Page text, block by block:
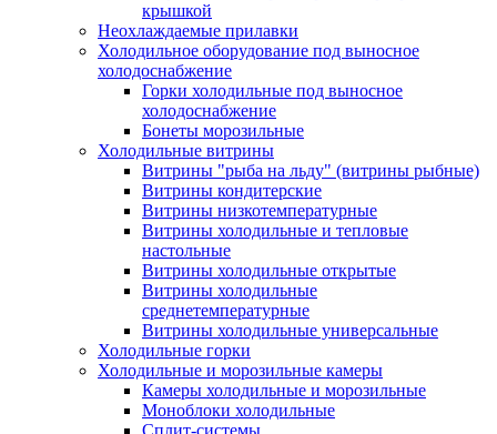
крышкой
Неохлаждаемые прилавки
Холодильное оборудование под выносное
холодоснабжение
Горки холодильные под выносное
холодоснабжение
Бонеты морозильные
Холодильные витрины
Витрины "рыба на льду" (витрины рыбные)
Витрины кондитерские
Витрины низкотемпературные
Витрины холодильные и тепловые
настольные
Витрины холодильные открытые
Витрины холодильные
среднетемпературные
Витрины холодильные универсальные
Холодильные горки
Холодильные и морозильные камеры
Камеры холодильные и морозильные
Моноблоки холодильные
Сплит-системы